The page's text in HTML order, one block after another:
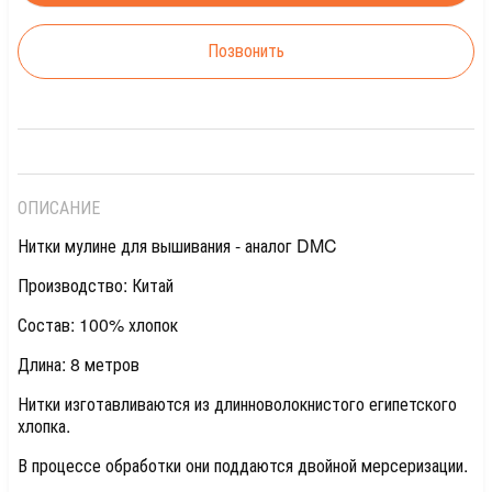
Позвонить
ОПИСАНИЕ
Нитки мулине для вышивания - аналог DMC
Производство: Китай
Состав: 100% хлопок
Длина: 8 метров
Нитки изготавливаются из длинноволокнистого египетского
хлопка.
В процессе обработки они поддаются двойной мерсеризации.